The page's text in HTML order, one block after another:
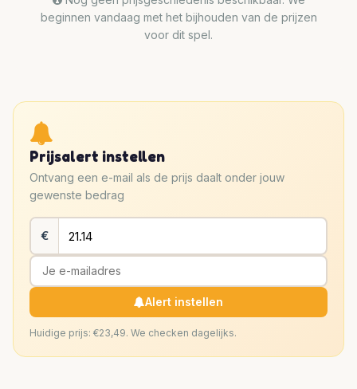
beginnen vandaag met het bijhouden van de prijzen
voor dit spel.
Prijsalert instellen
Ontvang een e-mail als de prijs daalt onder jouw
gewenste bedrag
€
Alert instellen
Huidige prijs: €23,49. We checken dagelijks.